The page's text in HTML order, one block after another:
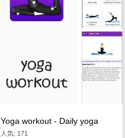
Yoga workout - Daily yoga
人気: 171